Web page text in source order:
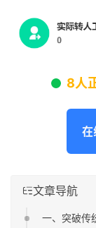
8人
在
文章导航
一、突破传